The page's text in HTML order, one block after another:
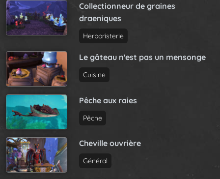
Collectionneur de graines
draeniques
Herboristerie
Le gâteau n'est pas un mensonge
Cuisine
Pêche aux raies
Pêche
Cheville ouvrière
Général